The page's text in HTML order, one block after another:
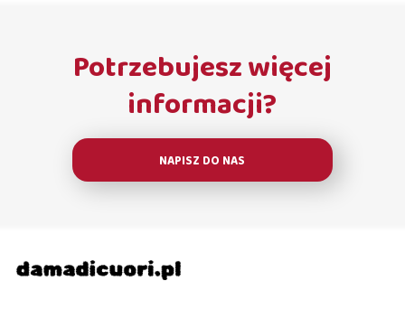
Potrzebujesz więcej
informacji?
NAPISZ DO NAS